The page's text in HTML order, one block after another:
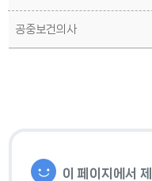
공중보건의사
이 페이지에서